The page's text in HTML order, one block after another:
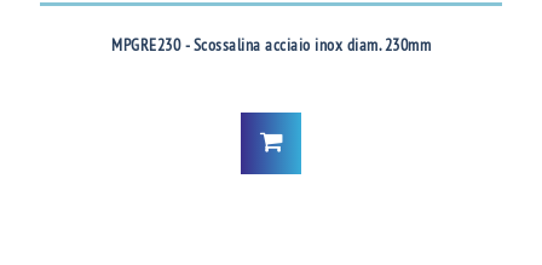
MPGRE230 - Scossalina acciaio inox diam. 230mm